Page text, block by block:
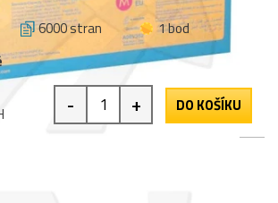
6000 stran
1 bod
- + DO KOŠÍKU